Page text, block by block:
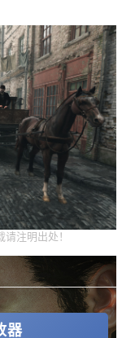
注明出处！
器